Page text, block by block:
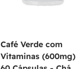
Café Verde com
Vitaminas (600mg)